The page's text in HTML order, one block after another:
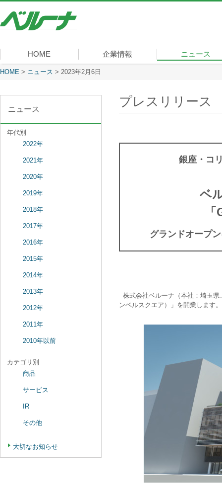
式
ベ
ル
ー
HOME 企業情報
社長メッセージ
会社概要
経営理念
沿革
組織図
事業内容
役員一覧
所在地
ニュース
現在表示しているページ
HOME > ニュース > 2023年2月6日
プレスリリース
銀座・コ
ベ
グランドオープ
株式会社ベルーナ（本社：埼玉
ンベルスクエア）」を開業します。
ニュース
年代別
2022年
2021年
2020年
2019年
2018年
2017年
2016年
2015年
2014年
2013年
2012年
2011年
2010年以前
カテゴリ別
商品
サービス
IR
その他
大切なお知らせ